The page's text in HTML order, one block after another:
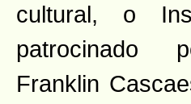
cultural, o
patrocinado
Franklin